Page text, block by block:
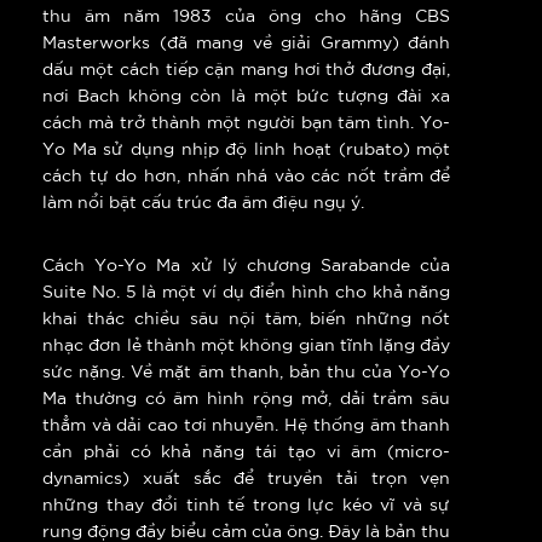
thu âm năm 1983 của ông cho hãng CBS
Masterworks (đã mang về giải Grammy) đánh
dấu một cách tiếp cận mang hơi thở đương đại,
nơi Bach không còn là một bức tượng đài xa
cách mà trở thành một người bạn tâm tình. Yo-
Yo Ma sử dụng nhịp độ linh hoạt (rubato) một
cách tự do hơn, nhấn nhá vào các nốt trầm để
làm nổi bật cấu trúc đa âm điệu ngụ ý.
Cách Yo-Yo Ma xử lý chương Sarabande của
Suite No. 5 là một ví dụ điển hình cho khả năng
khai thác chiều sâu nội tâm, biến những nốt
nhạc đơn lẻ thành một không gian tĩnh lặng đầy
sức nặng. Về mặt âm thanh, bản thu của Yo-Yo
Ma thường có âm hình rộng mở, dải trầm sâu
thẳm và dải cao tơi nhuyễn. Hệ thống âm thanh
cần phải có khả năng tái tạo vi âm (micro-
dynamics) xuất sắc để truyền tải trọn vẹn
những thay đổi tinh tế trong lực kéo vĩ và sự
rung động đầy biểu cảm của ông. Đây là bản thu